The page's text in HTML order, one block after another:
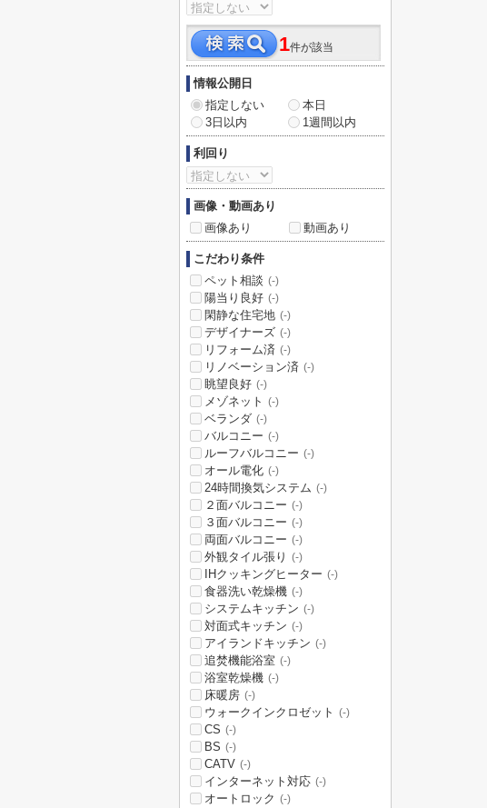
1件が該当
情報公開日
指定しない
本日
3日以内
1週間以内
利回り
画像・動画あり
画像あり
動画あり
こだわり条件
ペット相談 (-)
陽当り良好 (-)
閑静な住宅地 (-)
デザイナーズ (-)
リフォーム済 (-)
リノベーション済 (-)
眺望良好 (-)
メゾネット (-)
ベランダ (-)
バルコニー (-)
ルーフバルコニー (-)
オール電化 (-)
24時間換気システム (-)
２面バルコニー (-)
３面バルコニー (-)
両面バルコニー (-)
外観タイル張り (-)
IHクッキングヒーター (-)
食器洗い乾燥機 (-)
システムキッチン (-)
対面式キッチン (-)
アイランドキッチン (-)
追焚機能浴室 (-)
浴室乾燥機 (-)
床暖房 (-)
ウォークインクロゼット (-)
CS (-)
BS (-)
CATV (-)
インターネット対応 (-)
オートロック (-)